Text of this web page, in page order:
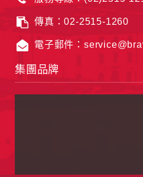
傳真：02-2515-1260
電子郵件：
集團品牌